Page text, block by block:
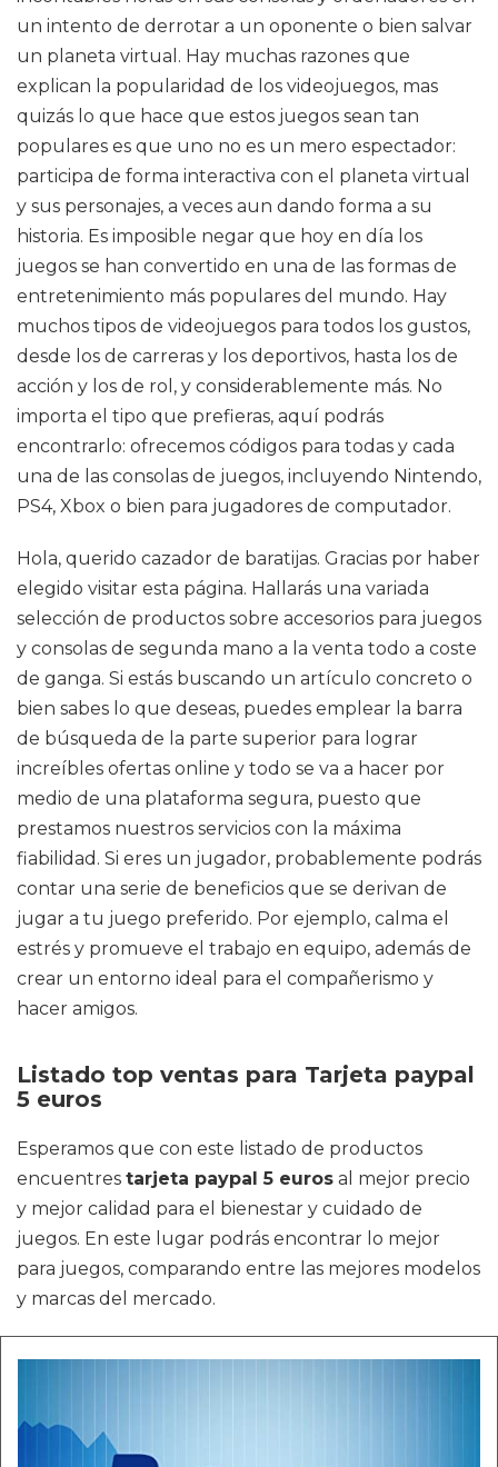
un intento de derrotar a un oponente o bien salvar
un planeta virtual. Hay muchas razones que
explican la popularidad de los videojuegos, mas
quizás lo que hace que estos juegos sean tan
populares es que uno no es un mero espectador:
participa de forma interactiva con el planeta virtual
y sus personajes, a veces aun dando forma a su
historia. Es imposible negar que hoy en día los
juegos se han convertido en una de las formas de
entretenimiento más populares del mundo. Hay
muchos tipos de videojuegos para todos los gustos,
desde los de carreras y los deportivos, hasta los de
acción y los de rol, y considerablemente más. No
importa el tipo que prefieras, aquí podrás
encontrarlo: ofrecemos códigos para todas y cada
una de las consolas de juegos, incluyendo Nintendo,
PS4, Xbox o bien para jugadores de computador.
Hola, querido cazador de baratijas. Gracias por haber
elegido visitar esta página. Hallarás una variada
selección de productos sobre accesorios para juegos
y consolas de segunda mano a la venta todo a coste
de ganga. Si estás buscando un artículo concreto o
bien sabes lo que deseas, puedes emplear la barra
de búsqueda de la parte superior para lograr
increíbles ofertas online y todo se va a hacer por
medio de una plataforma segura, puesto que
prestamos nuestros servicios con la máxima
fiabilidad. Si eres un jugador, probablemente podrás
contar una serie de beneficios que se derivan de
jugar a tu juego preferido. Por ejemplo, calma el
estrés y promueve el trabajo en equipo, además de
crear un entorno ideal para el compañerismo y
hacer amigos.
Listado top ventas para Tarjeta paypal
5 euros
Esperamos que con este listado de productos
encuentres tarjeta paypal 5 euros al mejor precio
y mejor calidad para el bienestar y cuidado de
juegos. En este lugar podrás encontrar lo mejor
para juegos, comparando entre las mejores modelos
y marcas del mercado.